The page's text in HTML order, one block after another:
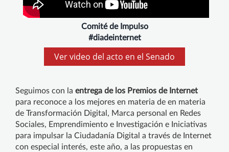
Comité de Impulso
#diadeinternet
Ver video del acto en el Senado
Seguimos con la entrega de los Premios de Internet
para reconoce a los mejores en materia de en materia
de Transformación Digital, Marca personal en Redes
Sociales, Emprendimiento e Investigación e Iniciativas
para impulsar la Ciudadanía Digital a través de Internet
con especial interés, este año, a las propuestas en